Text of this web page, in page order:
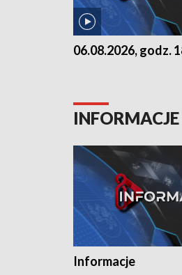
06.08.2026, godz.
INFORMACJE
Informacje